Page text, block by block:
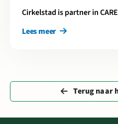
Cirkelstad is partner in
Lees meer
Terug naar